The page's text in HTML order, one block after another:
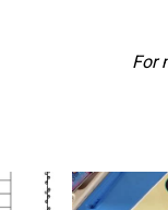
For